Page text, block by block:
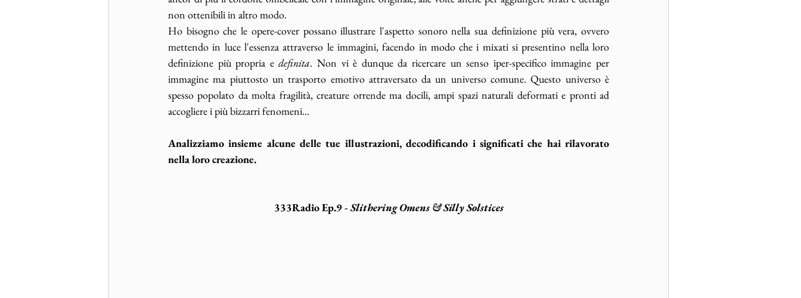
non ottenibili in altro modo.
Ho bisogno che le opere-cover possano illustrare l'aspetto sonoro nella sua definizione più vera, ovvero
mettendo in luce l'essenza attraverso le immagini, facendo in modo che i mixati si presentino nella loro
definizione più propria e definita. Non vi è dunque da ricercare un senso iper-specifico immagine per
immagine ma piuttosto un trasporto emotivo attraversato da un universo comune. Questo universo è
spesso popolato da molta fragilità, creature orrende ma docili, ampi spazi naturali deformati e pronti ad
accogliere i più bizzarri fenomeni...
Analizziamo insieme alcune delle tue illustrazioni, decodificando i significati che hai rilavorato
nella loro creazione.
333Radio Ep.9 - Slithering Omens & Silly Solstices